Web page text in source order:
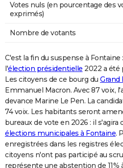
Votes nuls (en pourcentage des
exprimés)
Nombre de votants
C'est la fin du suspense à
l'élection présidentielle 2022 a été
Les citoyens de ce bourg du Grand
Emmanuel Macron. Avec 87 voix,
devance Marine Le Pen. La
74 voix. Les habitants seront
bureaux de vote en 2026 : il s'agira
élections municipales à Fontaine.
enregistrées dans les registres
citoyens n'ont pas participé au
représente une abstention de 11%